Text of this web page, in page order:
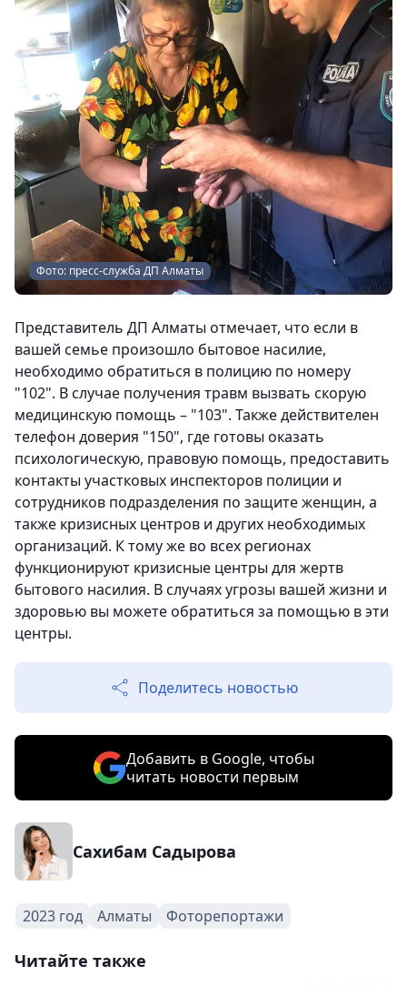
Фото: пресс-служба ДП Алматы
Представитель ДП Алматы отмечает, что если в
вашей семье произошло бытовое насилие,
необходимо обратиться в полицию по номеру
"102". В случае получения травм вызвать скорую
медицинскую помощь – "103". Также действителен
телефон доверия "150", где готовы оказать
психологическую, правовую помощь, предоставить
контакты участковых инспекторов полиции и
сотрудников подразделения по защите женщин, а
также кризисных центров и других необходимых
организаций. К тому же во всех регионах
функционируют кризисные центры для жертв
бытового насилия. В случаях угрозы вашей жизни и
здоровью вы можете обратиться за помощью в эти
центры.
Поделитесь новостью
Добавить в Google, чтобы
читать новости первым
Сахибам Садырова
2023 год Алматы Фоторепортажи
Читайте также